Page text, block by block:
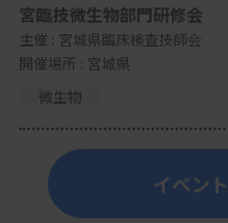
宮臨技微生物部門研修会
主催 : 宮城県臨床検査技師会
開催場所 : 宮城県
微生物
イベン